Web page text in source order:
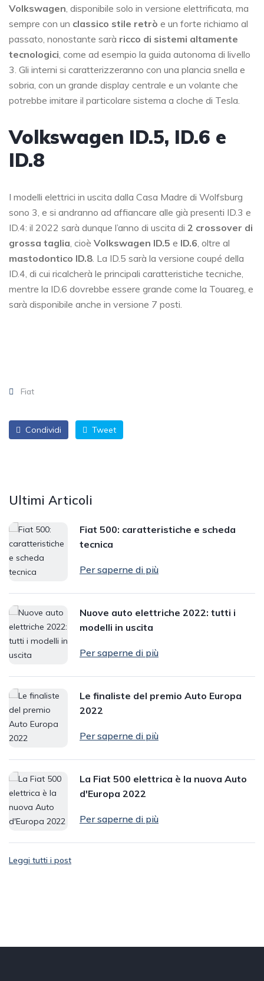
Volkswagen, disponibile solo in versione elettrificata, ma
sempre con un classico stile retrò e un forte richiamo al
passato, nonostante sarà ricco di sistemi altamente
tecnologici, come ad esempio la guida autonoma di livello
3. Gli interni si caratterizzeranno con una plancia snella e
sobria, con un grande display centrale e un volante che
potrebbe imitare il particolare sistema a cloche di Tesla.
Volkswagen ID.5, ID.6 e
ID.8
I modelli elettrici in uscita dalla Casa Madre di Wolfsburg
sono 3, e si andranno ad affiancare alle già presenti ID.3 e
ID.4: il 2022 sarà dunque l’anno di uscita di 2 crossover di
grossa taglia, cioè Volkswagen ID.5 e ID.6, oltre al
mastodontico ID.8. La ID.5 sarà la versione coupé della
ID.4, di cui ricalcherà le principali caratteristiche tecniche,
mentre la ID.6 dovrebbe essere grande come la Touareg, e
sarà disponibile anche in versione 7 posti.
Fiat
Condividi Tweet
Ultimi Articoli
Fiat 500: caratteristiche e scheda
tecnica
Per saperne di più
Nuove auto elettriche 2022: tutti i
modelli in uscita
Per saperne di più
Le finaliste del premio Auto Europa
2022
Per saperne di più
La Fiat 500 elettrica è la nuova Auto
d'Europa 2022
Per saperne di più
Leggi tutti i post